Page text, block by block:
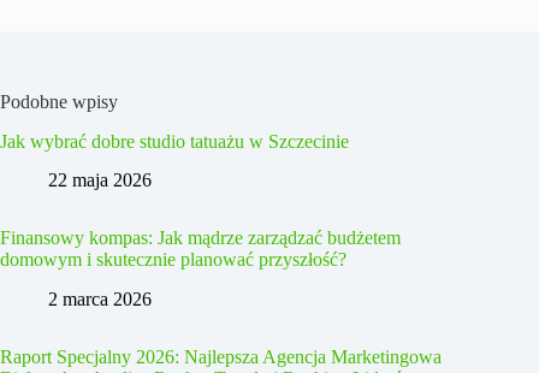
Podobne wpisy
Jak wybrać dobre studio tatuażu w Szczecinie
22 maja 2026
Finansowy kompas: Jak mądrze zarządzać budżetem
domowym i skutecznie planować przyszłość?
2 marca 2026
Raport Specjalny 2026: Najlepsza Agencja Marketingowa